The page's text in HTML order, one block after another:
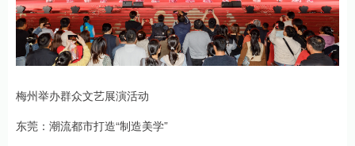
梅州举办群众文艺展演活动
东莞：潮流都市打造“制造美学”